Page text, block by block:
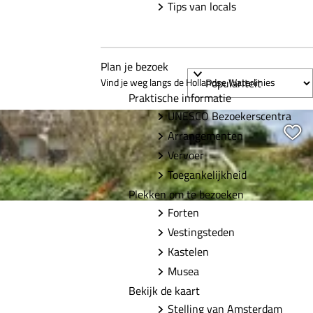
Tips van locals
Plan je bezoek
Vind je weg langs de Hollandse Waterlinies
Praktische informatie
UNESCO Bezoekerscentra
Arrangementen
Vervoer
Toegankelijkheid
Plekken om te bezoeken
Forten
Vestingsteden
Kastelen
Musea
Bekijk de kaart
Stelling van Amsterdam